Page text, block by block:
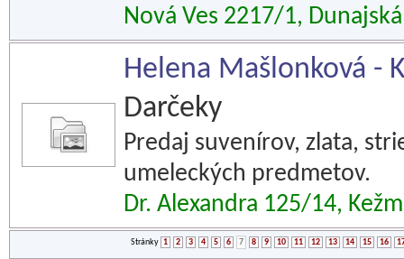
Nová Ves 2217/1,
Helena Mašlonková -
Darčeky
Predaj suvenírov, zlata,
umeleckých predmetov.
Dr. Alexandra 125/14,
Stránky 1 2 3 4 5 6 7 8 9 10 11 12 13 14 15 16